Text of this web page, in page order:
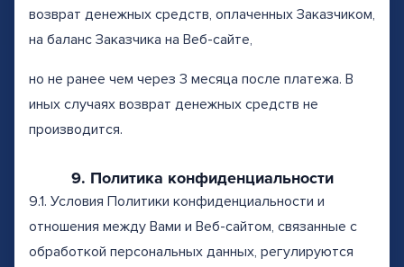
возврат денежных средств, оплаченных Заказчиком,
на баланс Заказчика на Веб-сайте,
но не ранее чем через 3 месяца после платежа. В
иных случаях возврат денежных средств не
производится.
9. Политика конфиденциальности
9.1. Условия Политики конфиденциальности и
отношения между Вами и Веб-сайтом, связанные с
обработкой персональных данных, регулируются